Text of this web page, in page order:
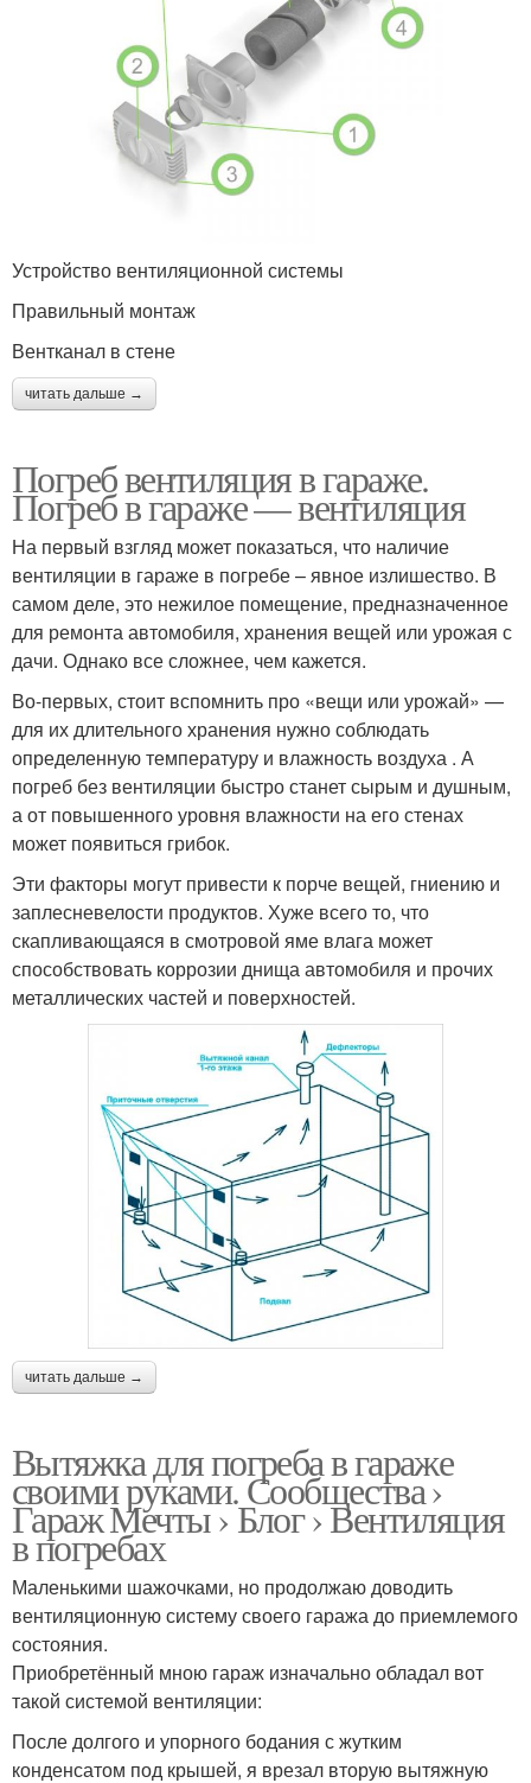
Устройство вентиляционной системы
Правильный монтаж
Вентканал в стене
читать дальше →
Погреб вентиляция в гараже.
Погреб в гараже — вентиляция
На первый взгляд может показаться, что наличие
вентиляции в гараже в погребе – явное излишество. В
самом деле, это нежилое помещение, предназначенное
для ремонта автомобиля, хранения вещей или урожая с
дачи. Однако все сложнее, чем кажется.
Во-первых, стоит вспомнить про «вещи или урожай» —
для их длительного хранения нужно соблюдать
определенную температуру и влажность воздуха . А
погреб без вентиляции быстро станет сырым и душным,
а от повышенного уровня влажности на его стенах
может появиться грибок.
Эти факторы могут привести к порче вещей, гниению и
заплесневелости продуктов. Хуже всего то, что
скапливающаяся в смотровой яме влага может
способствовать коррозии днища автомобиля и прочих
металлических частей и поверхностей.
читать дальше →
Вытяжка для погреба в гараже
своими руками. Сообщества ›
Гараж Мечты › Блог › Вентиляция
в погребах
Маленькими шажочками, но продолжаю доводить
вентиляционную систему своего гаража до приемлемого
состояния.
Приобретённый мною гараж изначально обладал вот
такой системой вентиляции:
После долгого и упорного бодания с жутким
конденсатом под крышей, я врезал вторую вытяжную